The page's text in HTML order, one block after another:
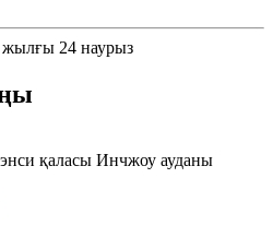
24 наурыз
қаласы Инчжоу ауданы